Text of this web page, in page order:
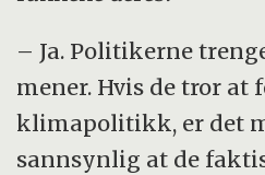
– Ja. Politikerne
mener. Hvis de tror
klimapolitikk, er det
sannsynlig at de